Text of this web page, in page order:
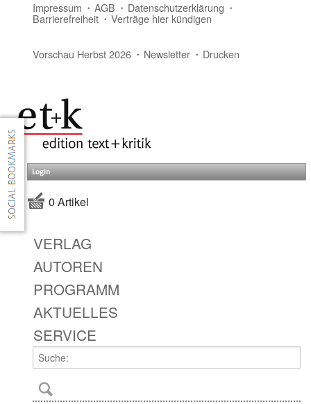
Impressum AGB Datenschutzerklärung
Barrierefreiheit Verträge hier kündigen
Vorschau Herbst 2026 Newsletter Drucken
Login
0 Artikel
VERLAG
AUTOREN
PROGRAMM
AKTUELLES
SERVICE